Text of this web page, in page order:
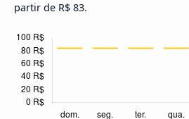
partir de R$ 83.